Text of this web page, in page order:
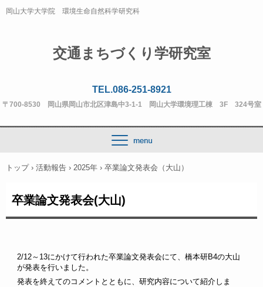
交通まちづくり学研究室
岡山大学大学院 環境生命自然科学研究科
TEL.086-251-8921
〒700-8530 岡山県岡山市北区津島中3-1-1 岡山大学環境理工棟 3F 324号室
トップ › 活動報告 › 2025年 › 卒業論文発表会（大山）
卒業論文発表会(大山)
2/12～13にかけて行われた卒業論文発表会にて、橋本研B4の大山
が発表を行いました。
発表を終えてのコメントとともに、研究内容について紹介しま